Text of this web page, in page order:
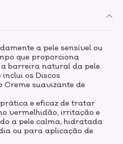
a pele sensível ou
que proporciona
barreira natural da pele.
os Discos
Creme suavizante de
e eficaz de tratar
vermelhidão, irritação e
a pele calma, hidratada
ou para aplicação de